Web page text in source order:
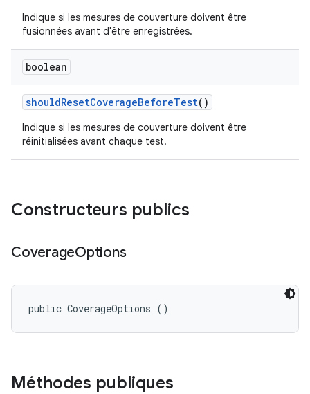
Indique si les mesures de couverture doivent être
fusionnées avant d'être enregistrées.
boolean
shouldResetCoverageBeforeTest()
Indique si les mesures de couverture doivent être
réinitialisées avant chaque test.
Constructeurs publics
CoverageOptions
public CoverageOptions ()
Méthodes publiques